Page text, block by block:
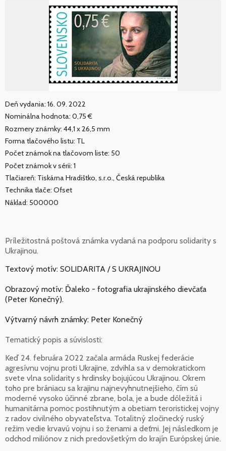
Deň vydania: 16. 09. 2022
Nominálna hodnota: 0,75 €
Rozmery známky: 44,1 x 26,5 mm
Forma tlačového listu: TL
Počet známok na tlačovom liste: 50
Počet známok v sérii: 1
Tlačiareň: Tiskárna Hradištko, s.r.o., Česká republika
Technika tlače: Ofset
Náklad: 500000
Príležitostná poštová známka vydaná na podporu solidarity s
Ukrajinou.
Textový motív: SOLIDARITA / S UKRAJINOU
Obrazový motív: Ďaleko - fotografia ukrajinského dievčaťa
(Peter Konečný).
Výtvarný návrh známky: Peter Konečný
Tematický popis a súvislosti:
Keď 24. februára 2022 začala armáda Ruskej federácie
agresívnu vojnu proti Ukrajine, zdvihla sa v demokratickom
svete vlna solidarity s hrdinsky bojujúcou Ukrajinou. Okrem
toho pre brániacu sa krajinu najnevyhnutnejšieho, čím sú
moderné vysoko účinné zbrane, bola, je a bude dôležitá i
humanitárna pomoc postihnutým a obetiam teroristickej vojny
z radov civilného obyvateľstva. Totalitný zločinecký ruský
režim vedie krvavú vojnu i so ženami a deťmi. Jej následkom je
odchod miliónov z nich predovšetkým do krajín Európskej únie.